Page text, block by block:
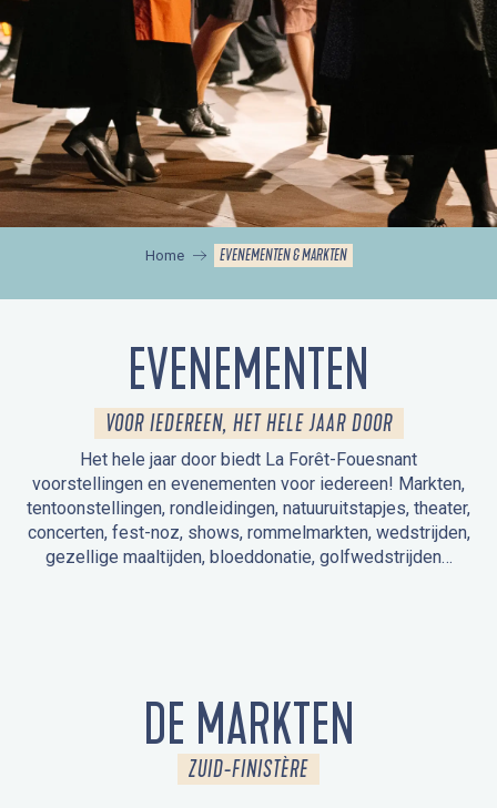
Home EVENEMENTEN & MARKTEN
EVENEMENTEN
VOOR IEDEREEN, HET HELE JAAR DOOR
Het hele jaar door biedt La Forêt-Fouesnant
voorstellingen en evenementen voor iedereen! Markten,
tentoonstellingen, rondleidingen, natuuruitstapjes, theater,
concerten, fest-noz, shows, rommelmarkten, wedstrijden,
gezellige maaltijden, bloeddonatie, golfwedstrijden…
DE MARKTEN
ZUID-FINISTÈRE